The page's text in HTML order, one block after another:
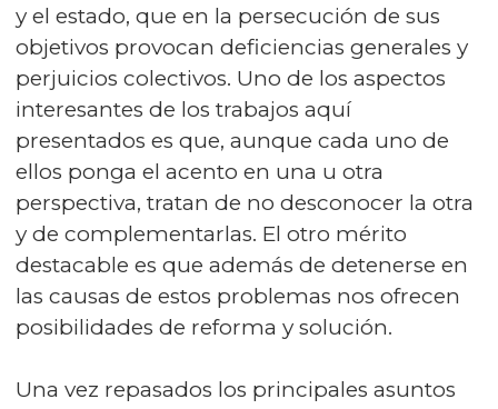
y el estado, que en la persecución de sus
objetivos provocan deficiencias generales y
perjuicios colectivos. Uno de los aspectos
interesantes de los trabajos aquí
presentados es que, aunque cada uno de
ellos ponga el acento en una u otra
perspectiva, tratan de no desconocer la otra
y de complementarlas. El otro mérito
destacable es que además de detenerse en
las causas de estos problemas nos ofrecen
posibilidades de reforma y solución.
Una vez repasados los principales asuntos